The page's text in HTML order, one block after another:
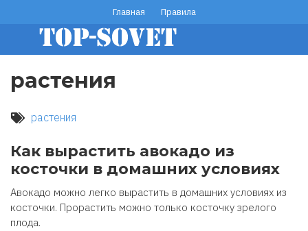
основному
содержанию
footer
menu
Главная Правила
растения
растения
Как вырастить авокадо из
косточки в домашних условиях
Авокадо можно легко вырастить в домашних условиях из
косточки. Прорастить можно только косточку зрелого
плода.